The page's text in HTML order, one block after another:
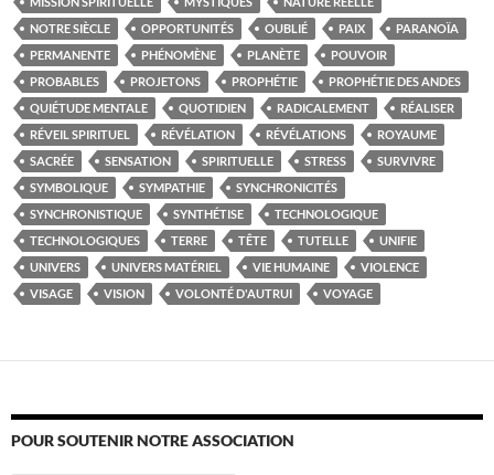
NOTRE SIÈCLE
OPPORTUNITÉS OUBLIÉ PAIX
PARANOÏA
PERMANENTE
PHÉNOMÈNE PLANÈTE
POUVOIR
PROBABLES
PROJETONS PROPHÉTIE
PROPHÉTIE DES ANDES
QUIÉTUDE MENTALE
QUOTIDIEN RADICALEMENT
RÉALISER
RÉVEIL SPIRITUEL
RÉVÉLATION RÉVÉLATIONS
ROYAUME
SACRÉE
SENSATION SPIRITUELLE STRESS
SURVIVRE
SYMBOLIQUE
SYMPATHIE
SYNCHRONICITÉS
SYNCHRONISTIQUE
SYNTHÉTISE
TECHNOLOGIQUE
TECHNOLOGIQUES
TERRE TÊTE TUTELLE
UNIFIE
UNIVERS
UNIVERS MATÉRIEL VIE HUMAINE
VIOLENCE
VISAGE
VISION VOLONTÉ D'AUTRUI VOYAGE
POUR SOUTENIR NOTRE ASSOCIATION